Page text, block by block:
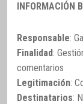
INFORMACIÓN
Responsable:
Finalidad:
comentarios
Legitimación:
Destinatarios: